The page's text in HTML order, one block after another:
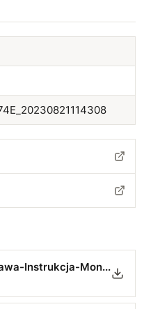
Szafa-1D-200-50-d2p-prawa-Instrukcja-Montazu-min.pdf